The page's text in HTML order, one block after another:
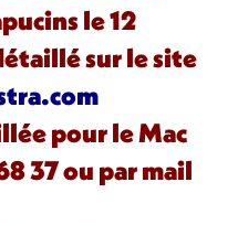
le 12
sur le site
pour le Mac
37 ou par mail